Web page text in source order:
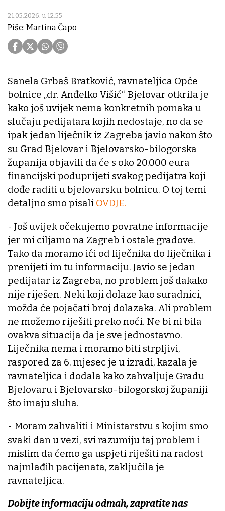
21.05.2026. u 12:55
Piše: Martina Čapo
Sanela Grbaš Bratković, ravnateljica Opće
bolnice „dr. Anđelko Višić“ Bjelovar otkrila je
kako još uvijek nema konkretnih pomaka u
slučaju pedijatara kojih nedostaje, no da se
ipak jedan liječnik iz Zagreba javio nakon što
su Grad Bjelovar i Bjelovarsko-bilogorska
županija objavili da će s oko 20.000 eura
financijski poduprijeti svakog pedijatra koji
dođe raditi u bjelovarsku bolnicu. O toj temi
detaljno smo pisali OVDJE.
- Još uvijek očekujemo povratne informacije
jer mi ciljamo na Zagreb i ostale gradove.
Tako da moramo ići od liječnika do liječnika i
prenijeti im tu informaciju. Javio se jedan
pedijatar iz Zagreba, no problem još dakako
nije riješen. Neki koji dolaze kao suradnici,
možda će pojačati broj dolazaka. Ali problem
ne možemo riješiti preko noći. Ne bi ni bila
ovakva situacija da je sve jednostavno.
Liječnika nema i moramo biti strpljivi,
raspored za 6. mjesec je u izradi, kazala je
ravnateljica i dodala kako zahvaljuje Gradu
Bjelovaru i Bjelovarsko-bilogorskoj županiji
što imaju sluha.
- Moram zahvaliti i Ministarstvu s kojim smo
svaki dan u vezi, svi razumiju taj problem i
mislim da ćemo ga uspjeti riješiti na radost
najmlađih pacijenata, zaključila je
ravnateljica.
Dobijte informaciju odmah, zapratite nas